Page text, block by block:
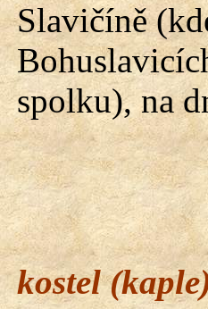
Slavičíně
spolku), na
kostel